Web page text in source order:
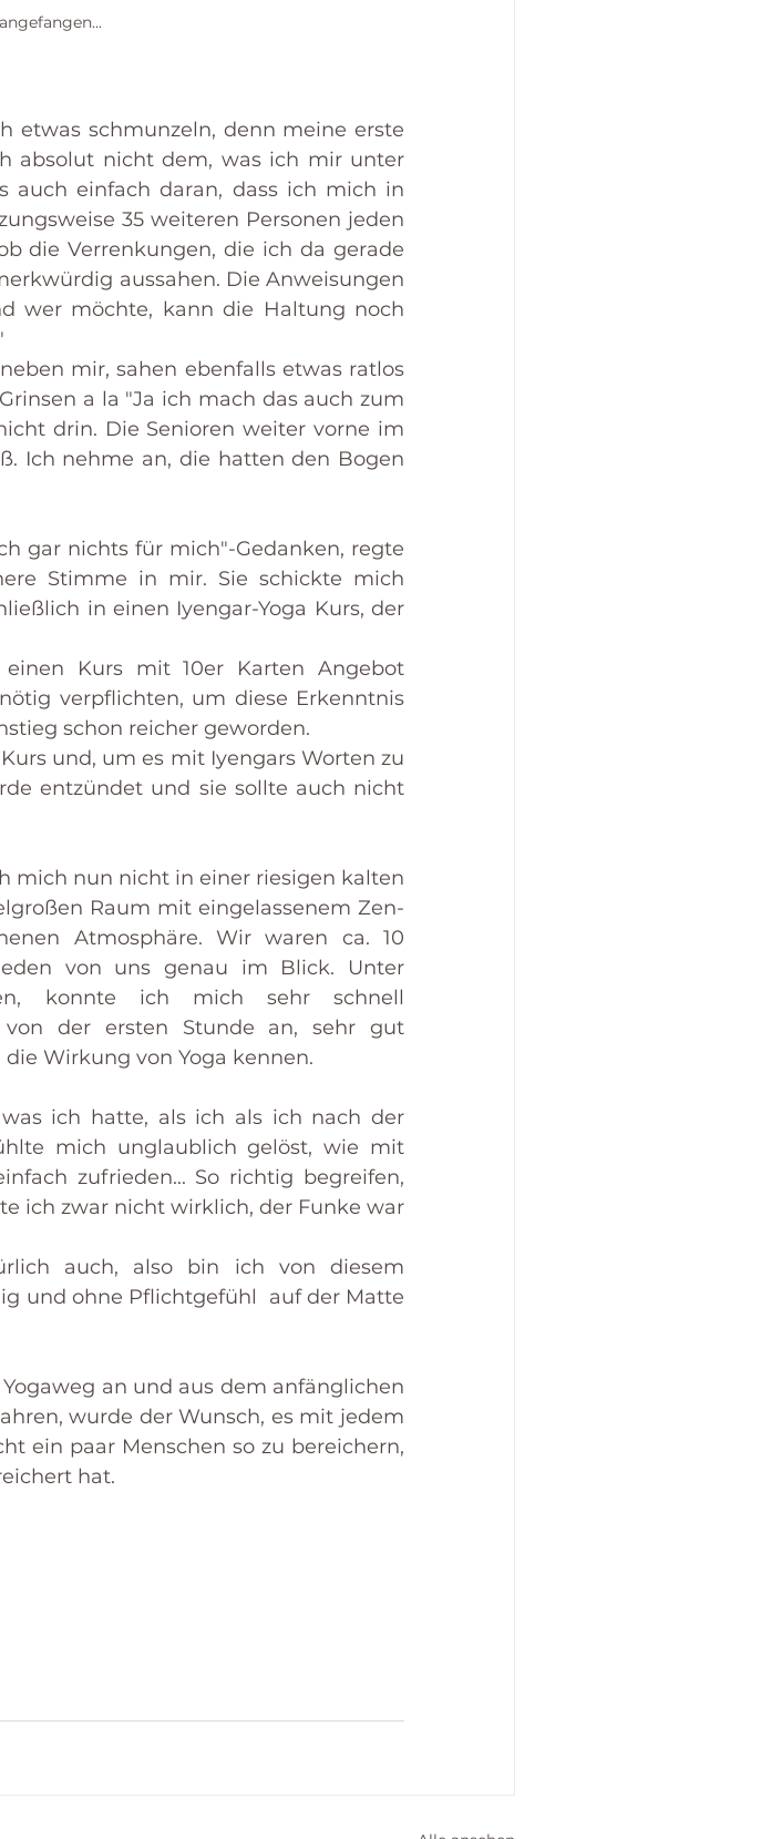
etwas schmunzeln, denn meine erste
absolut nicht dem, was ich mir unter
auch einfach daran, dass ich mich in
35 weiteren Personen jeden
die Verrenkungen, die ich da gerade
aussahen. Die Anweisungen
wer möchte, kann die Haltung noch
mir, sahen ebenfalls etwas ratlos
a la "Ja ich mach das auch zum
drin. Die Senioren weiter vorne im
Ich nehme an, die hatten den Bogen
gar nichts für mich"-Gedanken, regte
Stimme in mir. Sie schickte mich
in einen Iyengar-Yoga Kurs, der
Kurs mit 10er Karten Angebot
verpflichten, um diese Erkenntnis
schon reicher geworden.
und, um es mit Iyengars Worten zu
entzündet und sie sollte auch nicht
mich nun nicht in einer riesigen kalten
Raum mit eingelassenem Zen-
Atmosphäre. Wir waren ca. 10
von uns genau im Blick. Unter
konnte ich mich sehr schnell
der ersten Stunde an, sehr gut
Wirkung von Yoga kennen.
ich hatte, als ich als ich nach der
mich unglaublich gelöst, wie mit
zufrieden... So richtig begreifen,
ich zwar nicht wirklich, der Funke war
auch, also bin ich von diesem
und ohne Pflichtgefühl  auf der Matte
an und aus dem anfänglichen
wurde der Wunsch, es mit jedem
ein paar Menschen so zu bereichern,
hat.